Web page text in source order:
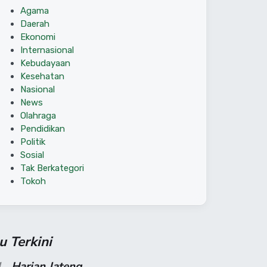
Agama
Daerah
Ekonomi
Internasional
Kebudayaan
Kesehatan
Nasional
News
Olahraga
Pendidikan
Politik
Sosial
Tak Berkategori
Tokoh
Terkini